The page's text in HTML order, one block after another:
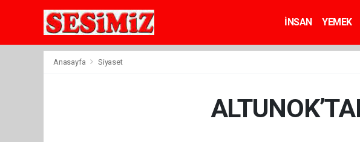
İNSAN YEMEK
Anasayfa Siyaset